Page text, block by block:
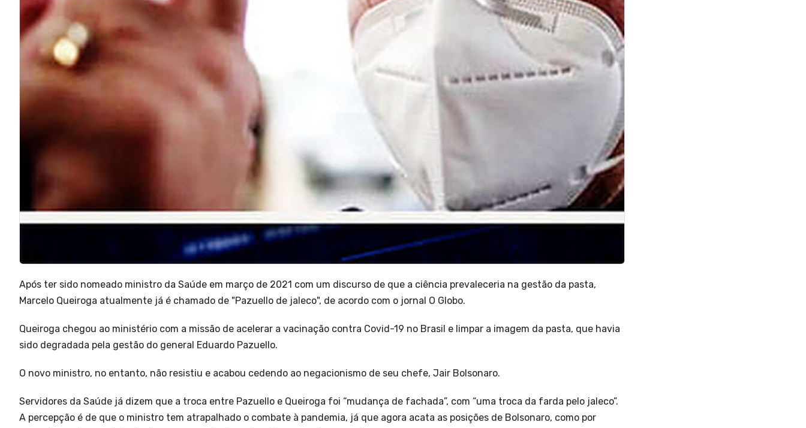
Após ter sido nomeado ministro da Saúde em março de 2021 com um discurso de que a ciência prevaleceria na gestão da pasta,
Marcelo Queiroga atualmente já é chamado de "Pazuello de jaleco", de acordo com o jornal O Globo.
Queiroga chegou ao ministério com a missão de acelerar a vacinação contra Covid-19 no Brasil e limpar a imagem da pasta, que havia
sido degradada pela gestão do general Eduardo Pazuello.
O novo ministro, no entanto, não resistiu e acabou cedendo ao negacionismo de seu chefe, Jair Bolsonaro.
Servidores da Saúde já dizem que a troca entre Pazuello e Queiroga foi “mudança de fachada”, com “uma troca da farda pelo jaleco”.
A percepção é de que o ministro tem atrapalhado o combate à pandemia, já que agora acata as posições de Bolsonaro, como por